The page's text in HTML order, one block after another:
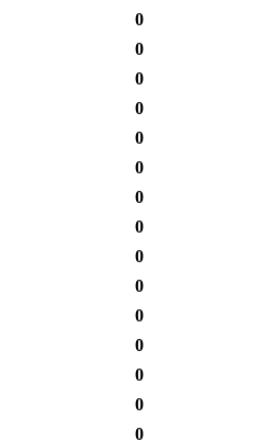
0
0
0
0
0
0
0
0
0
0
0
0
0
0
0